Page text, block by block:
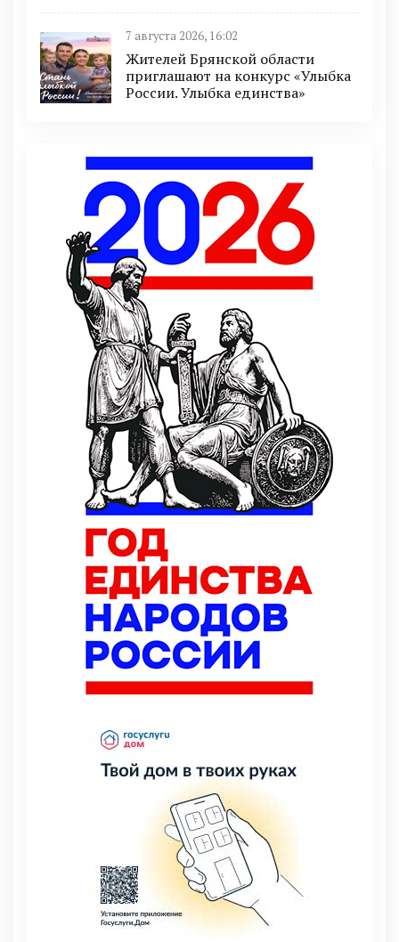
7 августа 2026, 16:02
Жителей Брянской области
приглашают на конкурс «Улыбка
России. Улыбка единства»